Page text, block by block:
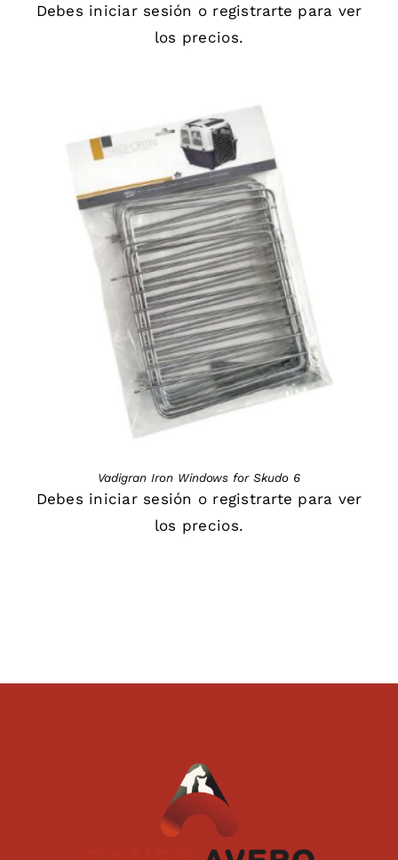
Debes iniciar sesión o registrarte para ver
los precios.
DETAILS
Vadigran Iron Windows for Skudo 6
Debes iniciar sesión o registrarte para ver
los precios.